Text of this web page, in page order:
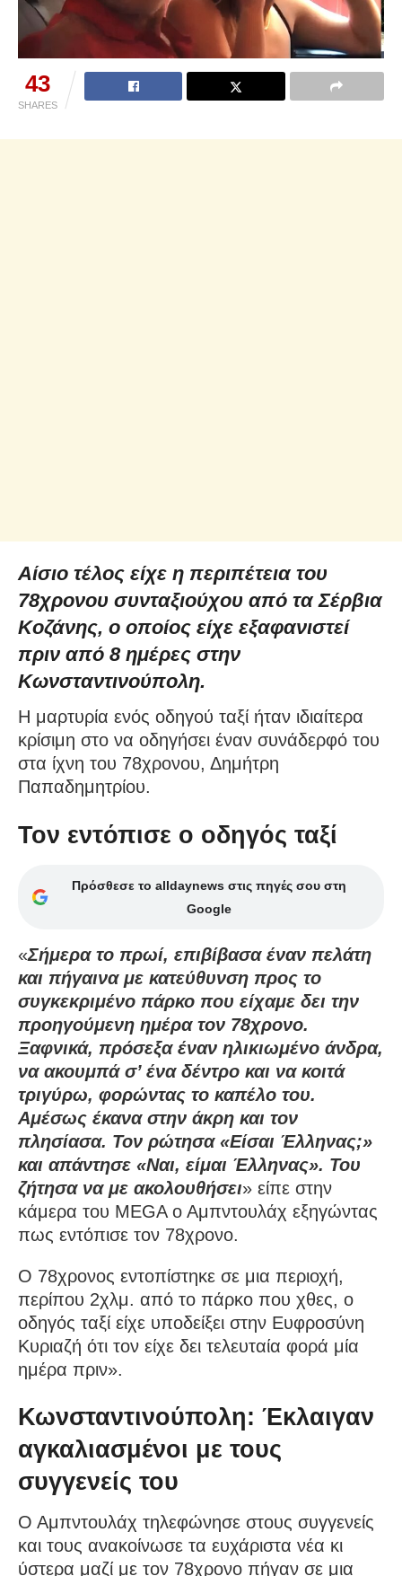
43
SHARES
Αίσιο τέλος είχε η περιπέτεια του
78χρονου συνταξιούχου από τα Σέρβια
Κοζάνης, ο οποίος είχε εξαφανιστεί
πριν από 8 ημέρες στην
Κωνσταντινούπολη.
Η μαρτυρία ενός οδηγού ταξί ήταν ιδιαίτερα
κρίσιμη στο να οδηγήσει έναν συνάδερφό του
στα ίχνη του 78χρονου, Δημήτρη
Παπαδημητρίου.
Τον εντόπισε ο οδηγός ταξί
Πρόσθεσε το alldaynews στις πηγές σου στη
Google
«Σήμερα το πρωί, επιβίβασα έναν πελάτη
και πήγαινα με κατεύθυνση προς το
συγκεκριμένο πάρκο που είχαμε δει την
προηγούμενη ημέρα τον 78χρονο.
Ξαφνικά, πρόσεξα έναν ηλικιωμένο άνδρα,
να ακουμπά σ’ ένα δέντρο και να κοιτά
τριγύρω, φορώντας το καπέλο του.
Αμέσως έκανα στην άκρη και τον
πλησίασα. Τον ρώτησα «Είσαι Έλληνας;»
και απάντησε «Ναι, είμαι Έλληνας». Του
ζήτησα να με ακολουθήσει» είπε στην
κάμερα του MEGA ο Αμπντουλάχ εξηγώντας
πως εντόπισε τον 78χρονο.
Ο 78χρονος εντοπίστηκε σε μια περιοχή,
περίπου 2χλμ. από το πάρκο που χθες, ο
οδηγός ταξί είχε υποδείξει στην Ευφροσύνη
Κυριαζή ότι τον είχε δει τελευταία φορά μία
ημέρα πριν».
Κωνσταντινούπολη: Έκλαιγαν
αγκαλιασμένοι με τους
συγγενείς του
Ο Αμπντουλάχ τηλεφώνησε στους συγγενείς
και τους ανακοίνωσε τα ευχάριστα νέα κι
ύστερα μαζί με τον 78χρονο πήγαν σε μια